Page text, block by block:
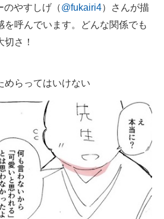
ンド
ト
ティ
のやすしげ（@fukairi4）さんが描
を呼んでいます。どんな関係でも
さ！
めらってはいけない